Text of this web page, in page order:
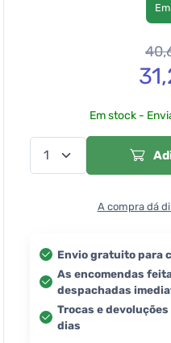
Em stock -
A compra dá
Envio gratuito para
As encomendas
despachadas
Trocas e
dias